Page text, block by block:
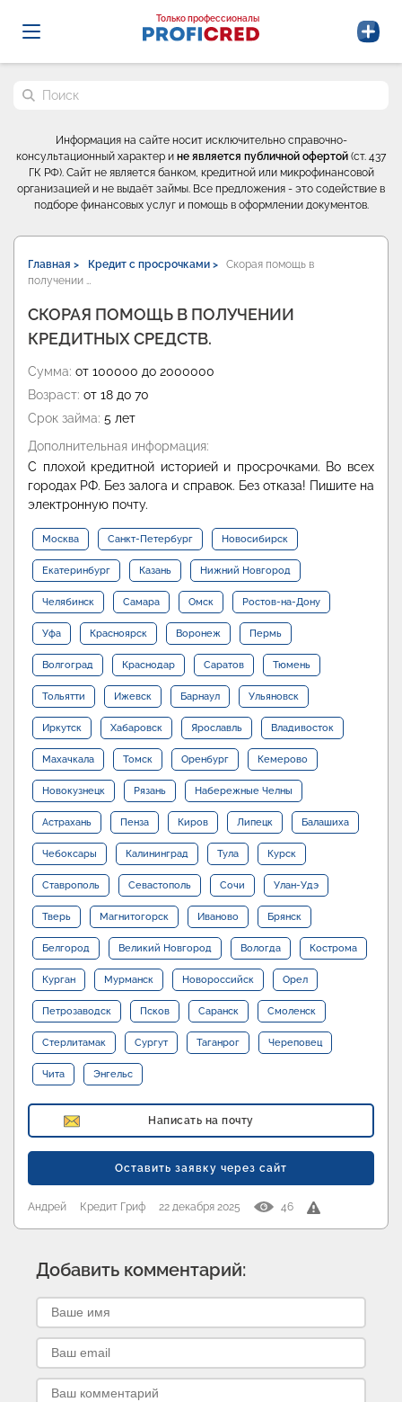
Probrokery - Только профессионалы
Только профессионалы
Поиск по сайту
Информация на сайте носит исключительно справочно-
консультационный характер и не является публичной офертой (ст. 437
ГК РФ). Сайт не является банком, кредитной или микрофинансовой
организацией и не выдаёт займы. Все предложения - это содействие в
подборе финансовых услуг и помощь в оформлении документов.
Главная > Кредит с просрочками >
Скорая помощь в
получении …
СКОРАЯ ПОМОЩЬ В ПОЛУЧЕНИИ
КРЕДИТНЫХ СРЕДСТВ.
Сумма: от 100000 до 2000000
Возраст: от 18 до 70
Срок займа: 5 лет
Дополнительная информация:
С плохой кредитной историей и просрочками. Во всех
городах РФ. Без залога и справок. Без отказа! Пишите на
электронную почту.
Москва Санкт-Петербург Новосибирск
Екатеринбург Казань Нижний Новгород
Челябинск Самара Омск Ростов-на-Дону
Уфа Красноярск Воронеж Пермь
Волгоград Краснодар Саратов Тюмень
Тольятти Ижевск Барнаул Ульяновск
Иркутск Хабаровск Ярославль Владивосток
Махачкала Томск Оренбург Кемерово
Новокузнецк Рязань Набережные Челны
Астрахань Пенза Киров Липецк Балашиха
Чебоксары Калининград Тула Курск
Ставрополь Севастополь Сочи Улан-Удэ
Тверь Магнитогорск Иваново Брянск
Белгород Великий Новгород Вологда Кострома
Курган Мурманск Новороссийск Орел
Петрозаводск Псков Саранск Смоленск
Стерлитамак Сургут Таганрог Череповец
Чита Энгельс
Написать на почту
Оставить заявку через сайт
Андрей Кредит Гриф 22 декабря 2025 46
Добавить комментарий: